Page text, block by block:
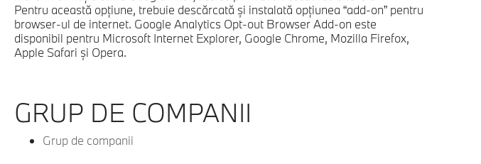
Pentru această opţiune, trebuie descărcată şi instalată opţiunea “add-on” pentru
browser-ul de internet. Google Analytics Opt-out Browser Add-on este
disponibil pentru Microsoft Internet Explorer, Google Chrome, Mozilla Firefox,
Apple Safari şi Opera.
GRUP DE COMPANII
Grup de companii